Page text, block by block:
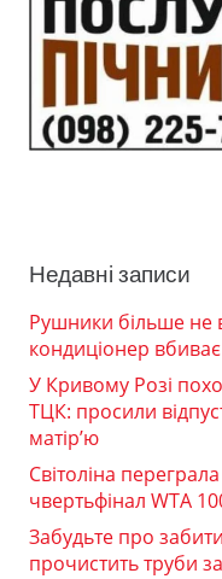
Недавні записи
Рушники більше не
кондиціонер
У Кривому Розі
ТЦК: просили
матір’ю
Світоліна
чвертьфінал WTA
Забудьте про
прочистить труби